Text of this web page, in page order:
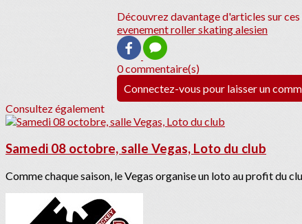
Découvrez davantage d'articles sur ces
evenement roller skating alesien
0 commentaire(s)
Connectez-vous pour laisser un
Consultez également
Samedi 08 octobre, salle Vegas, Loto du club
Comme chaque saison, le Vegas organise un loto au profit du